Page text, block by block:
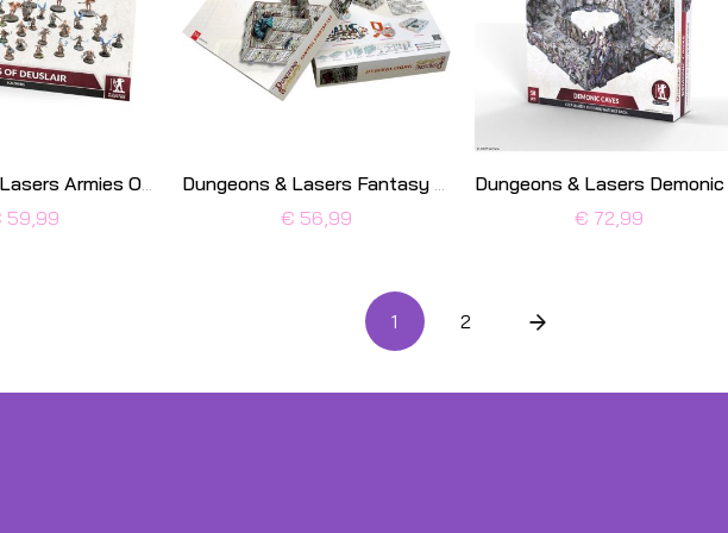
Dungeons & Lasers Armies Of Deuslair
59,99
Dungeons & Lasers Fantasy Starter Set
€ 56,99 € 72,99
1 2